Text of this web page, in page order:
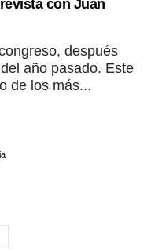
con Juan
después
año pasado. Este
de los más...